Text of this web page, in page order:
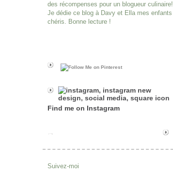
des récompenses pour un blogueur culinaire!
Je dédie ce blog à Davy et Ella mes enfants
chéris. Bonne lecture !
Find me on Instagram
Suivez-moi